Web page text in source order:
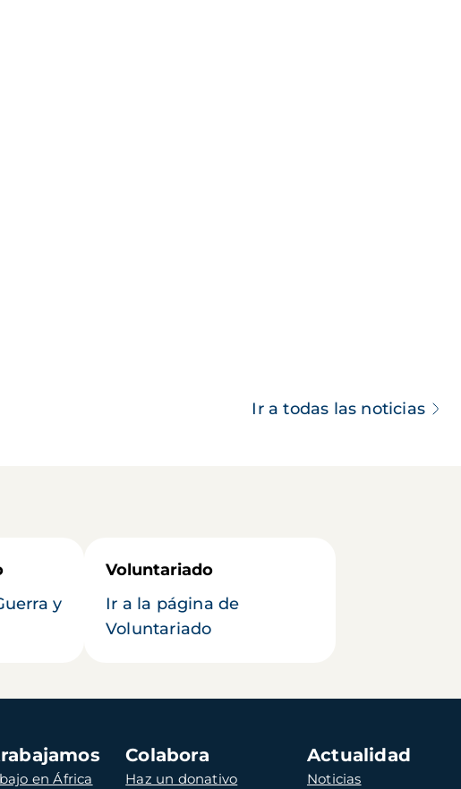
Ir a todas las noticias
y
Voluntariado
Ir a la página de
Voluntariado
en África
Colabora
Haz un donativo
Actualidad
Noticias